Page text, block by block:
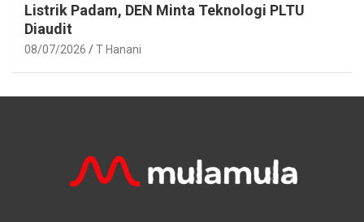
Listrik Padam, DEN Minta Teknologi PLTU
Diaudit
08/07/2026 T Hanani